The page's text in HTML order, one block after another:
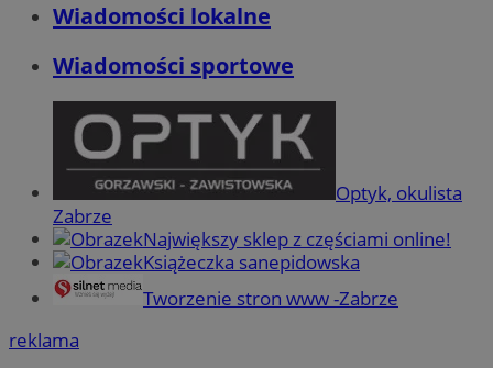
Wiadomości lokalne
Wiadomości sportowe
Optyk, okulista
Zabrze
Największy sklep z częściami online!
Książeczka sanepidowska
Tworzenie stron www -Zabrze
reklama